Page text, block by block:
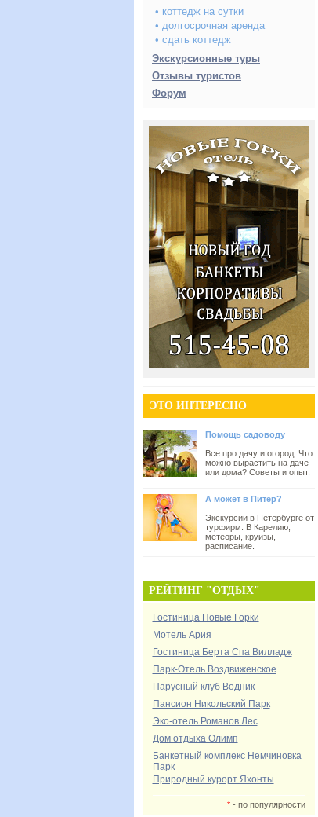
• коттедж на сутки
• долгосрочная аренда
• сдать коттедж
Экскурсионные туры
Отзывы туристов
Форум
ЭТО ИНТЕРЕСНО
Помощь садоводу
Все про дачу и огород. Что
можно вырастить на даче
или дома? Советы и опыт.
А может в Питер?
Экскурсии в Петербурге от
турфирм. В Карелию,
метеоры, круизы,
расписание.
РЕЙТИНГ "ОТДЫХ"
Гостиница Новые Горки
Мотель Ария
Гостиница Берта Спа Вилладж
Парк-Отель Воздвиженское
Парусный клуб Водник
Пансион Никольский Парк
Эко-отель Романов Лес
Дом отдыха Олимп
Банкетный комплекс Немчиновка
Парк
Природный курорт Яхонты
*- по популярности